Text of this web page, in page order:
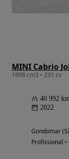
1998 cm3 • 231 cv
40 992 km
2022
Gondomar
Profissional